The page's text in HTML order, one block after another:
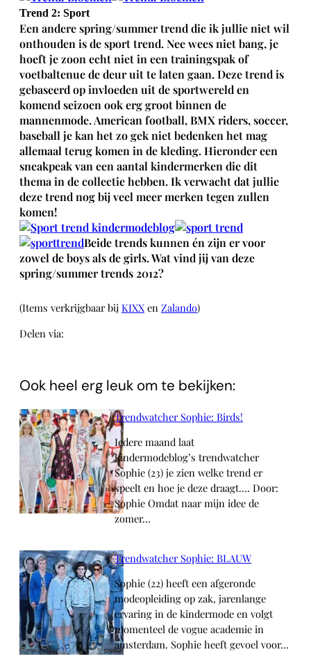
Trend 2: Sport
Een andere spring/summer trend die ik jullie niet wil
onthouden is de sport trend. Nee wees niet bang, je
hoeft je zoon echt niet in een trainingspak of
voetbaltenue de deur uit te laten gaan. Deze trend is
gebaseerd op invloeden uit de sportwereld en
komend seizoen ook erg groot binnen de
mannenmode. American football, BMX riders, soccer,
baseball je kan het zo gek niet bedenken het mag
allemaal terug komen in de kleding. Hieronder een
sneakpeak van een aantal kindermerken die dit
thema in de collectie hebben. Ik verwacht dat jullie
deze trend nog bij veel meer merken tegen zullen
komen!
Beide trends kunnen én zijn er voor
zowel de boys als de girls. Wat vind jij van deze
spring/summer trends 2012?
(Items verkrijgbaar bij KIXX en Zalando)
Delen via:
Ook heel erg leuk om te bekijken:
Trendwatcher Sophie: Birds!
Iedere maand laat
kindermodeblog’s trendwatcher
Sophie (23) je zien welke trend er
speelt en hoe je deze draagt…. Door:
Sophie Omdat naar mijn idee de
zomer…
Trendwatcher Sophie: BLAUW
Sophie (22) heeft een afgeronde
modeopleiding op zak, jarenlange
ervaring in de kindermode en volgt
momenteel de vogue academie in
amsterdam. Sophie heeft gevoel voor…